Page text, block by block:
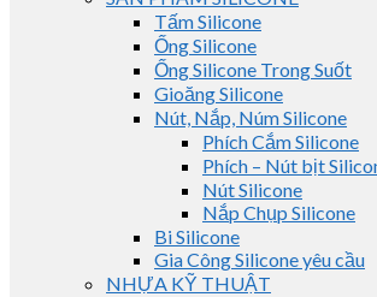
Tấm Silicone
Ống Silicone
Ống Silicone Trong Suốt
Gioăng Silicone
Nút, Nắp, Núm Silicone
Phích Cắm Silicone
Phích – Nút bịt
Nút Silicone
Nắp Chụp Silicone
Bi Silicone
Gia Công Silicone yêu cầu
NHỰA KỸ THUẬT